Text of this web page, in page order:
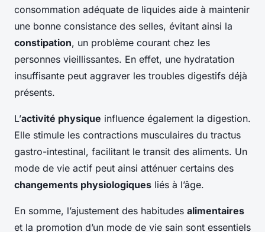
consommation adéquate de liquides aide à maintenir
une bonne consistance des selles, évitant ainsi la
constipation, un problème courant chez les
personnes vieillissantes. En effet, une hydratation
insuffisante peut aggraver les troubles digestifs déjà
présents.
L’activité physique influence également la digestion.
Elle stimule les contractions musculaires du tractus
gastro-intestinal, facilitant le transit des aliments. Un
mode de vie actif peut ainsi atténuer certains des
changements physiologiques liés à l’âge.
En somme, l’ajustement des habitudes alimentaires
et la promotion d’un mode de vie sain sont essentiels